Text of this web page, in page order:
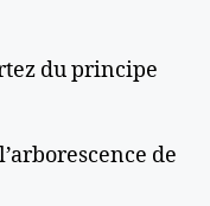
du principe
de